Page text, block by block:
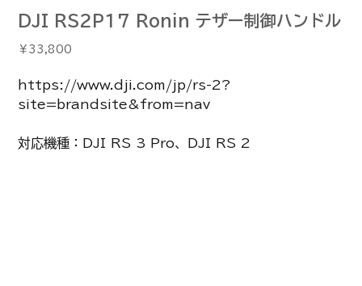
DJI RS2P17 Ronin テザー制御ハンドル
価
格
￥33,800
https://www.dji.com/jp/rs-2?
site=brandsite&from=nav
対応機種：DJI RS 3 Pro、DJI RS 2